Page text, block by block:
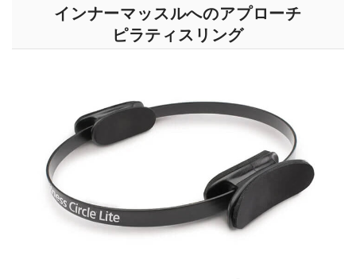
インナーマッスルへのアプローチ
ピラティスリング